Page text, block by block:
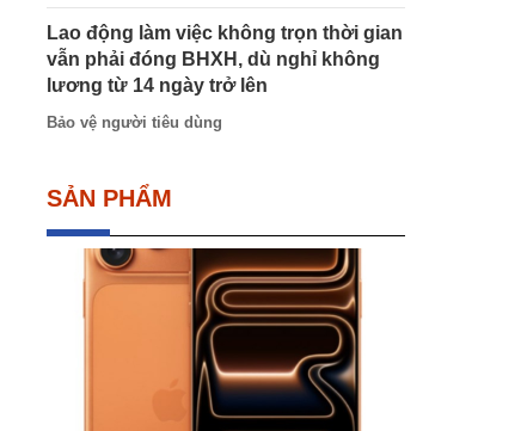
Lao động làm việc không trọn thời gian
vẫn phải đóng BHXH, dù nghỉ không
lương từ 14 ngày trở lên
Bảo vệ người tiêu dùng
SẢN PHẨM